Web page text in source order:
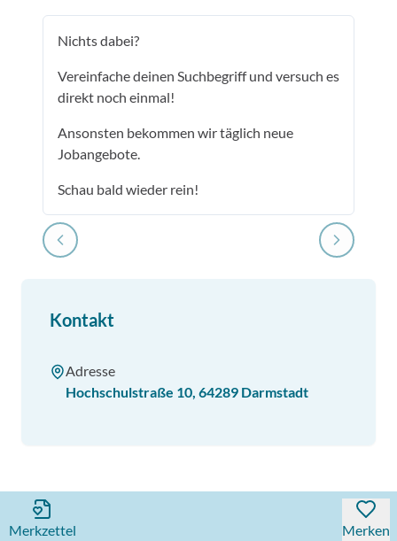
Nichts dabei?
Vereinfache deinen Suchbegriff und versuch es
direkt noch einmal!
Ansonsten bekommen wir täglich neue
Jobangebote.
Schau bald wieder rein!
Kontakt
Adresse
Hochschulstraße 10, 64289 Darmstadt
Merkzettel Merken